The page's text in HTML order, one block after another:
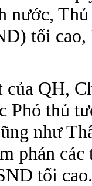
nước,
tối
của QH,
Phó thủ
như
phán
tối cao.